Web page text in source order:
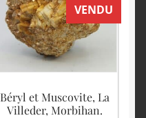
VENDU
Béryl et Muscovite, La
Villeder, Morbihan.